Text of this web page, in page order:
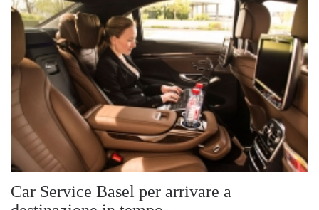
Car Service Basel per arrivare a